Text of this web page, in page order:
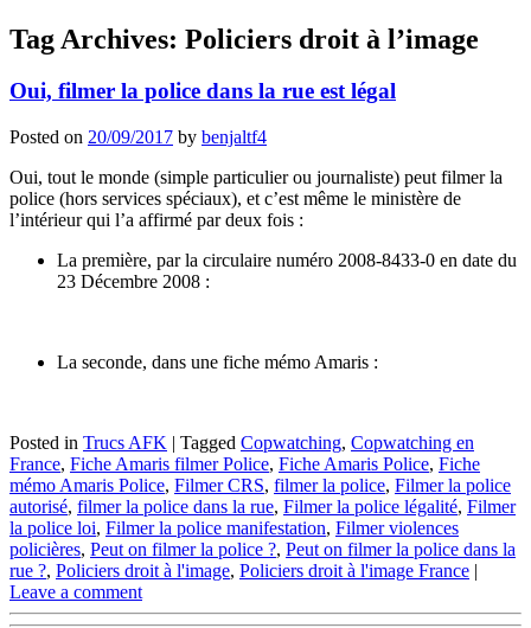
Tag Archives: Policiers droit à l’image
Oui, filmer la police dans la rue est légal
Posted on 20/09/2017 by benjaltf4
Oui, tout le monde (simple particulier ou journaliste) peut filmer la
police (hors services spéciaux), et c’est même le ministère de
l’intérieur qui l’a affirmé par deux fois :
La première, par la circulaire numéro 2008-8433-0 en date du
23 Décembre 2008 :
La seconde, dans une fiche mémo Amaris :
Posted in Trucs AFK | Tagged Copwatching, Copwatching en
France, Fiche Amaris filmer Police, Fiche Amaris Police, Fiche
mémo Amaris Police, Filmer CRS, filmer la police, Filmer la police
autorisé, filmer la police dans la rue, Filmer la police légalité, Filmer
la police loi, Filmer la police manifestation, Filmer violences
policières, Peut on filmer la police ?, Peut on filmer la police dans la
rue ?, Policiers droit à l'image, Policiers droit à l'image France |
Leave a comment